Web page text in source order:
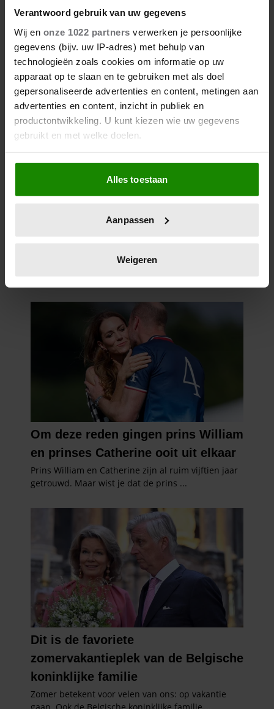
Verantwoord gebruik van uw gegevens
Wij en onze 1022 partners verwerken je persoonlijke
gegevens (bijv. uw IP-adres) met behulp van
technologieën zoals cookies om informatie op uw
apparaat op te slaan en te gebruiken met als doel
gepersonaliseerde advertenties en content, metingen aan
advertenties en content, inzicht in publiek en
productontwikkeling. U kunt kiezen wie uw gegevens
gebruikt en met welke doelen.
Als u het toestaat, willen we ook graag:
Informatie verzamelen over uw geografische
locatie, die tot een paar meter nauwkeurig kan zijn
scannen op specifieke eigenschappen (fingerprinting)
verwerkt en stel uw voorkeuren in het
intrekken in de Cookieverklaring.
We gebruiken cookies om content en advertenties te
personaliseren, om functies voor social media te bieden
en om ons websiteverkeer te analyseren. Ook delen we
informatie over uw gebruik van onze site met onze
partners voor social media, adverteren en analyse. Deze
partners kunnen deze gegevens combineren met andere
informatie die u aan ze heeft verstrekt of die ze hebben
verzameld op basis van uw gebruik van hun services. U
gaat akkoord met onze cookies als u onze website blijft
gebruiken.
Alles toestaan
Aanpassen
Weigeren
HEEN
27 april 2026
DOKKUM PAKT UIT VOOR
KONINGSPAAR TIJDENS